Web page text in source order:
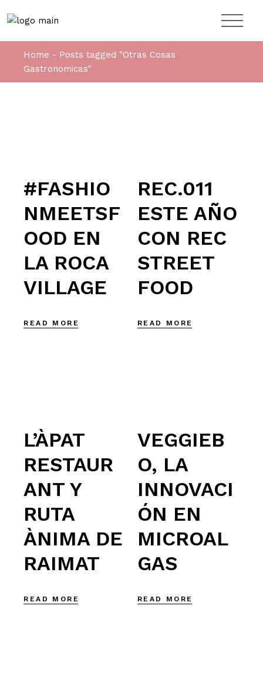
Home
Posts tagged "Otras Cosas
Gastronomicas"
#FASHIO
NMEETSF
OOD EN
LA ROCA
VILLAGE
READ MORE
REC.011
ESTE AÑO
CON REC
STREET
FOOD
READ MORE
L’ÀPAT
RESTAUR
ANT Y
RUTA
ÀNIMA DE
RAIMAT
READ MORE
VEGGIEB
O, LA
INNOVACI
ÓN EN
MICROAL
GAS
READ MORE